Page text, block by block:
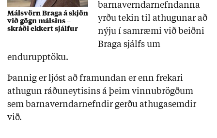
Málsvörn Braga á skjön
við gögn málsins –
skráði ekkert sjálfur
barnaverndarnefndanna
yrðu tekin til athugunar að
nýju í samræmi við beiðni
Braga sjálfs um
endurupptöku.
Þannig er ljóst að framundan er enn frekari
athugun ráðuneytisins á þeim vinnubrögðum
sem barnaverndarnefndir gerðu athugasemdir
við.